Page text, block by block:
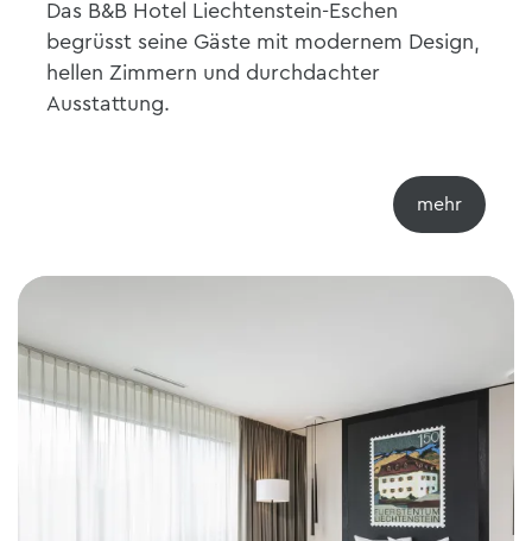
Das B&B Hotel Liechtenstein-Eschen
begrüsst seine Gäste mit modernem Design,
hellen Zimmern und durchdachter
Ausstattung.